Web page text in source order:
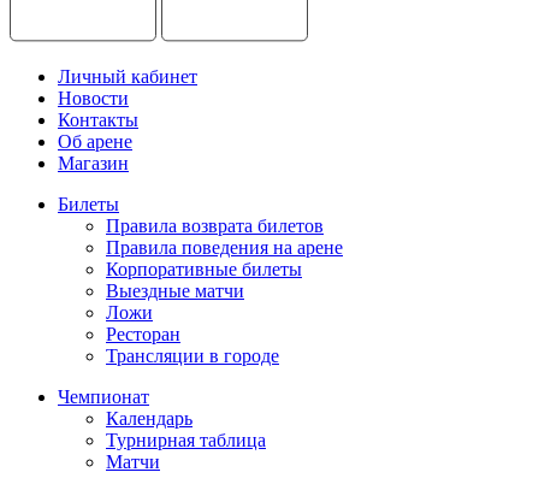
Личный кабинет
Новости
Контакты
Об арене
Магазин
Билеты
Правила возврата билетов
Правила поведения на арене
Корпоративные билеты
Выездные матчи
Ложи
Ресторан
Трансляции в городе
Чемпионат
Календарь
Турнирная таблица
Матчи